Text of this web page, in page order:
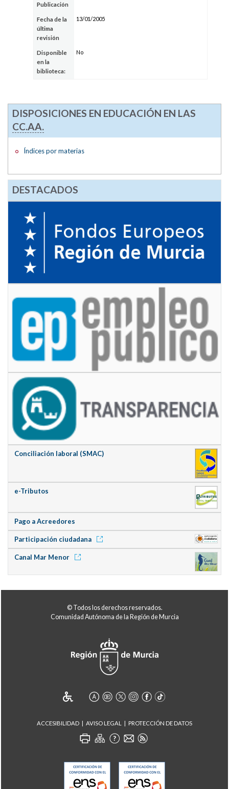
Publicación
Fecha de la
última
revisión
13/01/2005
Disponible
en la
biblioteca:
No
DISPOSICIONES EN EDUCACIÓN EN LAS
CC.AA.
Índices por materias
DESTACADOS
Conciliación laboral (SMAC)
e-Tributos
Pago a Acreedores
Participación ciudadana
Canal Mar Menor
© Todos los derechos reservados.
Comunidad Autónoma de la Región de Murcia
ACCESIBILIDAD AVISO LEGAL PROTECCIÓN DE DATOS